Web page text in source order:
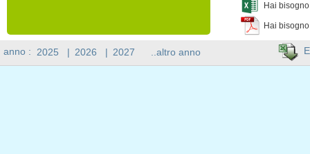
Hai
Hai
anno : 2025 | 2026 | 2027 ..altro anno